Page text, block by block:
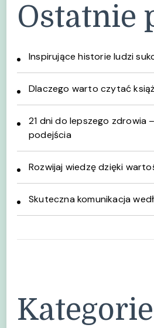
Ostatnie
Inspirujące historie ludzi
Dlaczego warto czytać
21 dni do lepszego zdrowia
podejścia
Rozwijaj wiedzę dzięki
Skuteczna komunikacja
Kategorie